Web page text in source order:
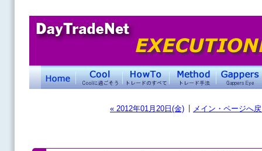
« 2012年01月20日(金) メイン・ページへ